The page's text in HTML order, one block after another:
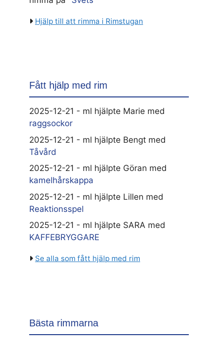
Hjälp till att rimma i Rimstugan
Fått hjälp med rim
2025-12-21 - ml hjälpte Marie med
raggsockor
2025-12-21 - ml hjälpte Bengt med
Tåvård
2025-12-21 - ml hjälpte Göran med
kamelhårskappa
2025-12-21 - ml hjälpte Lillen med
Reaktionsspel
2025-12-21 - ml hjälpte SARA med
KAFFEBRYGGARE
Se alla som fått hjälp med rim
Bästa rimmarna